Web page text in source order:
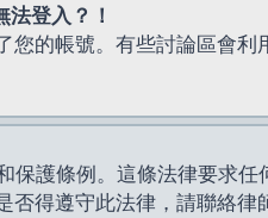
登入？！
您的帳號。有些討論區會
保護條例。這條法律要求
否得遵守此法律，請聯絡